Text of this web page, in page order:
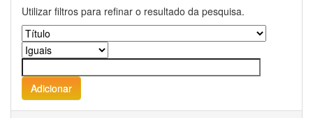
Utilizar filtros para refinar o resultado da pesquisa.